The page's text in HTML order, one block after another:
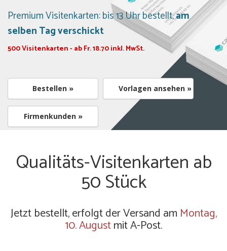
Premium Visitenkarten: bis 13 Uhr bestellt,am
selben Tag verschickt
500 Visitenkarten - ab Fr. 18.70 inkl. MwSt.
Bestellen » Vorlagen ansehen »
Firmenkunden »
Qualitäts-Visitenkarten ab
50 Stück
Jetzt bestellt, erfolgt der Versand am Montag,
10. Augustmit A-Post.